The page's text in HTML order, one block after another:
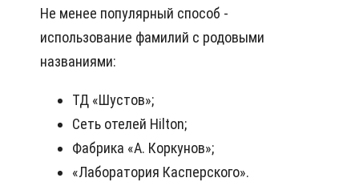
Не менее популярный способ -
использование фамилий с родовыми
названиями:
ТД «Шустов»;
Сеть отелей Hilton;
Фабрика «А. Коркунов»;
«Лаборатория Касперского».